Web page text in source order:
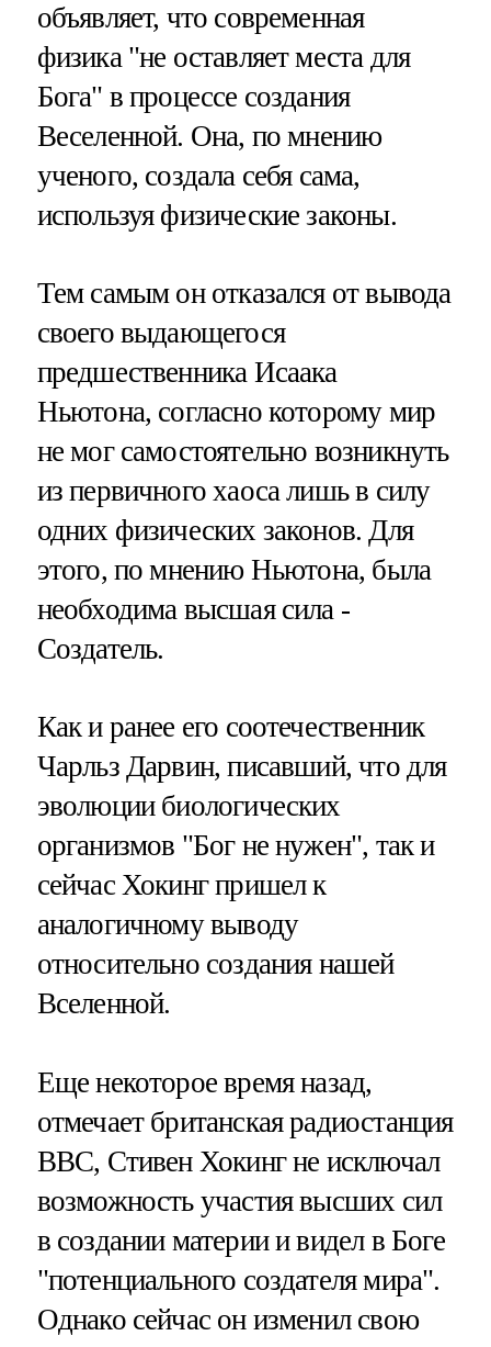
объявляет, что современная
физика "не оставляет места для
Бога" в процессе создания
Веселенной. Она, по мнению
ученого, создала себя сама,
используя физические законы.
Тем самым он отказался от вывода
своего выдающегося
предшественника Исаака
Ньютона, согласно которому мир
не мог самостоятельно возникнуть
из первичного хаоса лишь в силу
одних физических законов. Для
этого, по мнению Ньютона, была
необходима высшая сила -
Создатель.
Как и ранее его соотечественник
Чарльз Дарвин, писавший, что для
эволюции биологических
организмов "Бог не нужен", так и
сейчас Хокинг пришел к
аналогичному выводу
относительно создания нашей
Вселенной.
Еще некоторое время назад,
отмечает британская радиостанция
BBC, Стивен Хокинг не исключал
возможность участия высших сил
в создании материи и видел в Боге
"потенциального создателя мира".
Однако сейчас он изменил свою